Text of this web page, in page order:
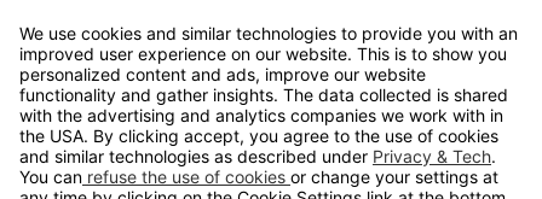
info@gerdmans.no
67 80 56 20
Åpningstid
Hverdager 08:00-16:00